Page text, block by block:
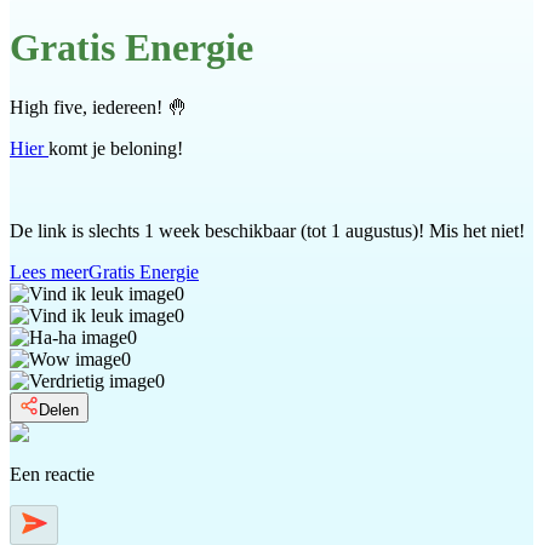
Gratis Energie
High five, iedereen! 🤚
Hierkomt je beloning!
De link is slechts 1 week beschikbaar (tot 1 augustus)! Mis het niet!
Lees meerGratis Energie
0
0
0
0
0
Delen
Een reactie